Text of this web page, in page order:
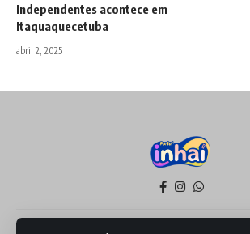
Independentes acontece em
Itaquaquecetuba
abril 2, 2025